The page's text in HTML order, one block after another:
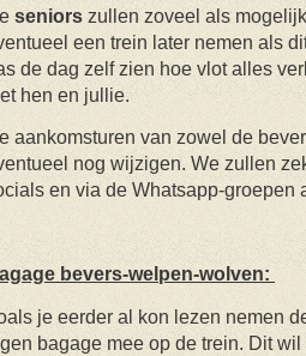
seniors zullen zoveel als
een trein later nemen als
de dag zelf zien hoe vlot alles
hen en jullie.
aankomsturen van zowel de
nog wijzigen. We zullen
en via de Whatsapp-groepen
bevers-welpen-wolven:
je eerder al kon lezen nemen
bagage mee op de trein. Dit